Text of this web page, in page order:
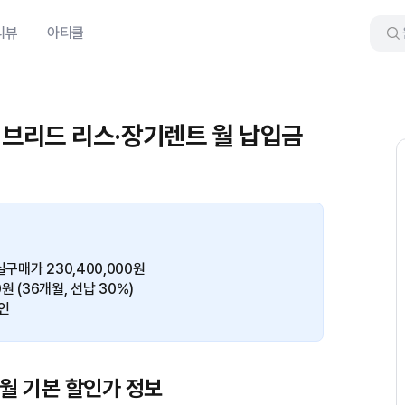
뷰 아티클
드 리스·장기렌트 월 납입금
구매가 230,400,000원
(36개월, 선납 30%)
기본 할인가 정보